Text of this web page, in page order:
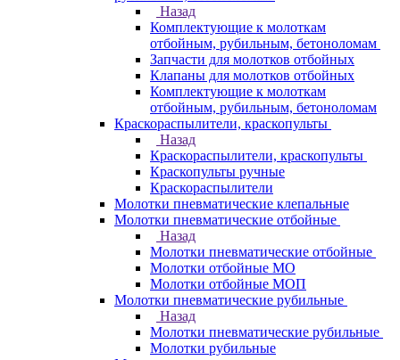
Назад
Комплектующие к молоткам
отбойным, рубильным, бетоноломам
Запчасти для молотков отбойных
Клапаны для молотков отбойных
Комплектующие к молоткам
отбойным, рубильным, бетоноломам
Краскораспылители, краскопульты
Назад
Краскораспылители, краскопульты
Краскопульты ручные
Краскораспылители
Молотки пневматические клепальные
Молотки пневматические отбойные
Назад
Молотки пневматические отбойные
Молотки отбойные МО
Молотки отбойные МОП
Молотки пневматические рубильные
Назад
Молотки пневматические рубильные
Молотки рубильные